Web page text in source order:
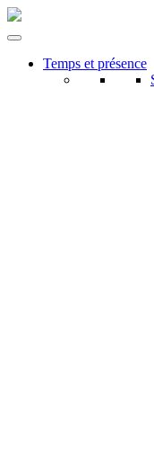
Temps et présence